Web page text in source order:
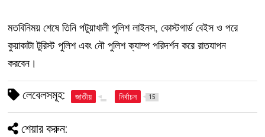
মতবিনিময় শেষে তিনি পটুয়াখালী পুলিশ লাইনস, কোস্টগার্ড বেইস ও পরে
কুয়াকাটা টুরিস্ট পুলিশ এবং নৌ পুলিশ ক্যাম্প পরিদর্শন করে রাতযাপন
করবেন।
লেবেলসমূহ: জাতীয় নির্বাচন 15
শেয়ার করুন: